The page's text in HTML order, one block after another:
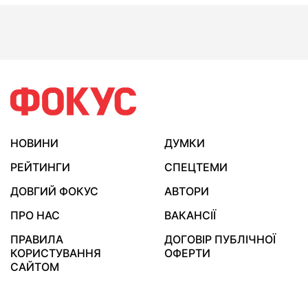
НОВИНИ
ДУМКИ
РЕЙТИНГИ
СПЕЦТЕМИ
ДОВГИЙ ФОКУС
АВТОРИ
ПРО НАС
ВАКАНСІЇ
ПРАВИЛА
КОРИСТУВАННЯ
САЙТОМ
ДОГОВІР ПУБЛІЧНОЇ
ОФЕРТИ